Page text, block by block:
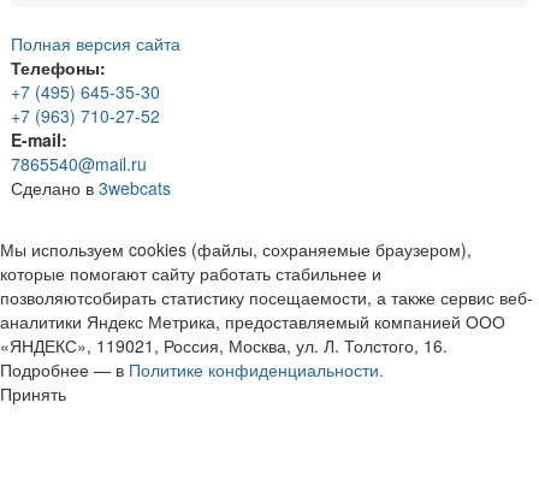
Полная версия сайта
Телефоны:
+7 (495) 645-35-30
+7 (963) 710-27-52
E-mail:
7865540@mail.ru
Сделано в 3webcats
Мы используем cookies (файлы, сохраняемые браузером),
которые помогают сайту работать стабильнее и
позволяютсобирать статистику посещаемости, а также сервис веб-
аналитики Яндекс Метрика, предоставляемый компанией ООО
«ЯНДЕКС», 119021, Россия, Москва, ул. Л. Толстого, 16.
Подробнее — в Политике конфиденциальности.
Принять